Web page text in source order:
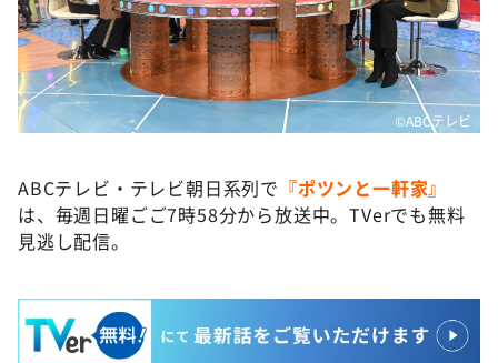
©️ABCテレビ
ABCテレビ・テレビ朝日系列で 『ポツンと一軒家』
は、毎週日曜ごご7時58分から放送中。TVerでも無料
見逃し配信。